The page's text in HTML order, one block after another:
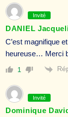
Invité
DANIEL
C’est magnifique
heureuse… Merci
1
Invité
Dominique